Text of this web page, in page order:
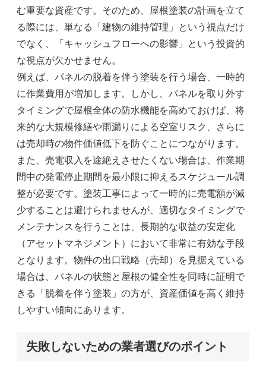
む重要な資産です。そのため、屋根塗装の計画を立て
る際には、単なる「建物の維持管理」という視点だけ
でなく、「キャッシュフローへの影響」という投資的
な視点が欠かせません。
例えば、パネルの脱着を伴う塗装を行う場合、一時的
に作業費用が増加します。しかし、パネルを取り外す
タイミングで屋根全体の防水機能を高めておけば、将
来的な大規模修繕や雨漏りによる空室リスク、さらに
は売却時の物件価値低下を防ぐことにつながります。
また、売電収入を途絶えさせたくない場合は、作業期
間中の発電停止期間を最小限に抑えるスケジュール調
整が必要です。塗装工事によって一時的に売電額が減
少することは避けられませんが、適切なタイミングで
メンテナンスを行うことは、長期的な収益の安定化
（アセットマネジメント）において非常に有効な手段
となります。物件の出口戦略（売却）を見据えている
場合は、パネルの状態と屋根の健全性を同時に証明で
きる「脱着を伴う塗装」の方が、資産価値を高く維持
しやすい傾向にあります。
失敗しないための業者選びのポイント